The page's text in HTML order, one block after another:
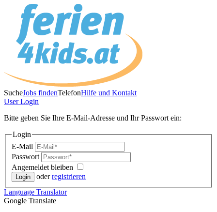
SucheJobs findenTelefonHilfe und Kontakt
UserLogin
Bitte geben Sie Ihre E-Mail-Adresse und Ihr Passwort ein:
Login
E-Mail
Passwort
Angemeldet bleiben
oderregistrieren
Language Translator
Google Translate